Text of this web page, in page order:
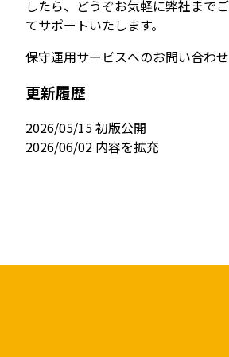
したら、どうぞお気軽に弊社まで
てサポートいたします。
保守運用サービスへのお問い合わ
更新履歴
2026/05/15 初版公開
2026/06/02 内容を拡充